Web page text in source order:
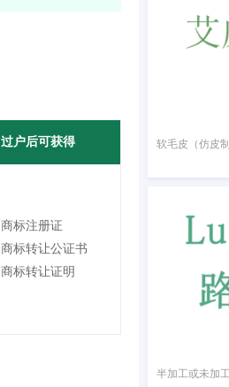
过户后可获得
商标注册证
商标转让公证书
商标转让证明